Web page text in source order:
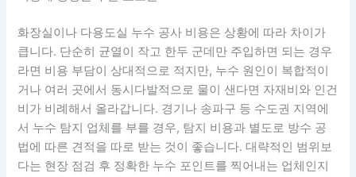
화장실이나 다용도실 누수 공사 비용은 상황에 따라 차이가
큽니다. 단순히 균열이 작고 한두 군데만 주입하면 되는 경우
라면 비용 부담이 상대적으로 적지만, 누수 원인이 복합적이
거나 여러 곳에서 동시다발적으로 물이 샌다면 자재비와 인건
비가 비례해서 올라갑니다. 경기나 송파구 등 수도권 지역에
서 누수 탐지 업체를 부를 경우, 탐지 비용과 별도로 방수 공
법에 따른 견적을 따로 받는 것이 좋습니다. 대략적인 범위보
다는 현장 점검 후 정확한 누수 포인트를 찍어내는 업체인지